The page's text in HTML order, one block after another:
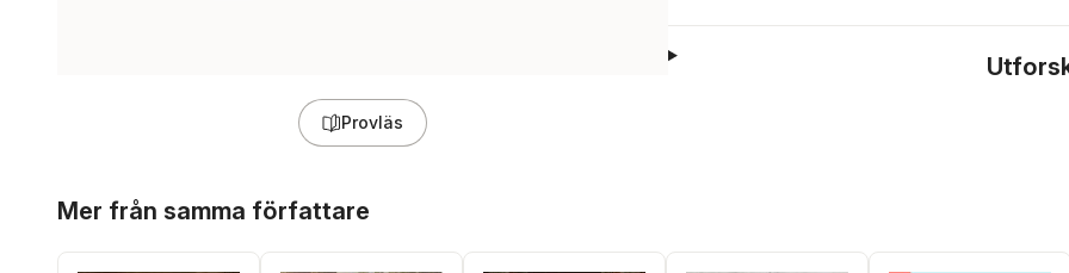
Provläs
Mer från samma författare